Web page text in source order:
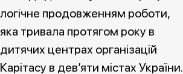
логічне продовженням роботи,
яка тривала протягом року в
дитячих центрах організацій
Карітасу в дев’яти містах України.